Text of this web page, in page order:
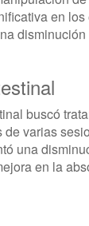
en
buscó
varias
una
en la